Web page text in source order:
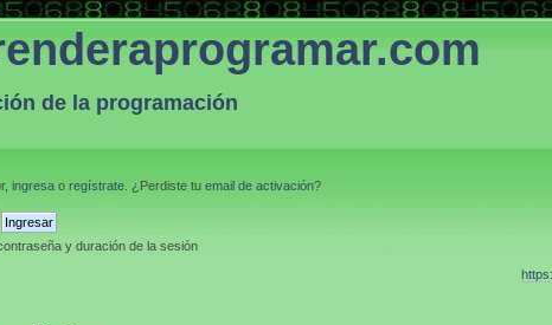
de la programación
ingresa o regístrate . ¿Perdiste tu email de activación?
y duración de la sesión